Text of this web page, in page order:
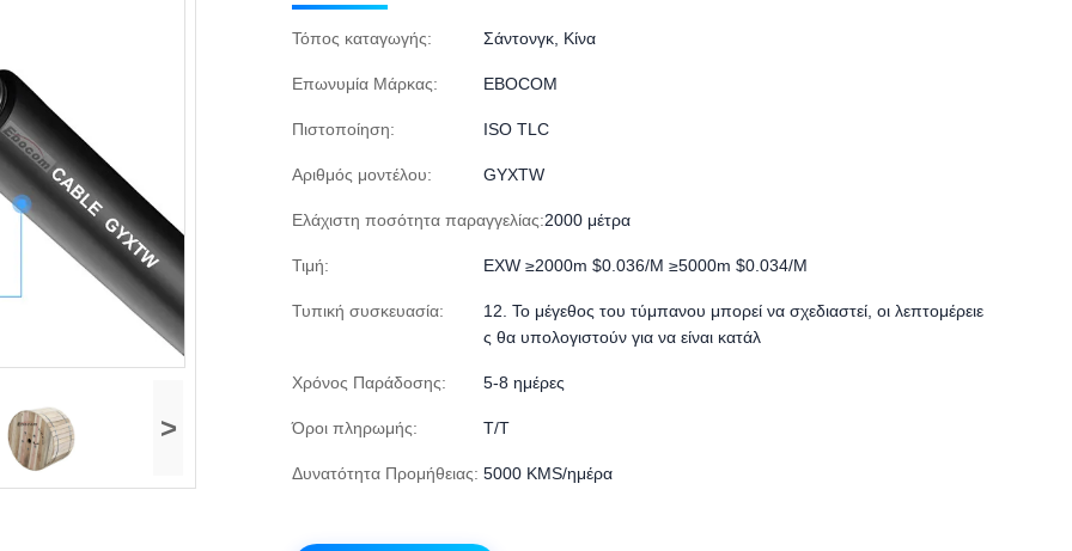
>
Τόπος καταγωγής: Σάντονγκ, Κίνα
Επωνυμία Μάρκας: EBOCOM
Πιστοποίηση: ISO TLC
Αριθμός μοντέλου: GYXTW
Ελάχιστη ποσότητα παραγγελίας:2000 μέτρα
Τιμή: EXW ≥2000m $0.036/M ≥5000m $0.034/M
Τυπική συσκευασία:
12. Το μέγεθος του τύμπανου μπορεί να σχεδιαστεί, οι λεπτομέρειε
ς θα υπολογιστούν για να είναι κατάλ
Χρόνος Παράδοσης: 5-8 ημέρες
Όροι πληρωμής: Τ/Τ
Δυνατότητα Προμήθειας: 5000 KMS/ημέρα